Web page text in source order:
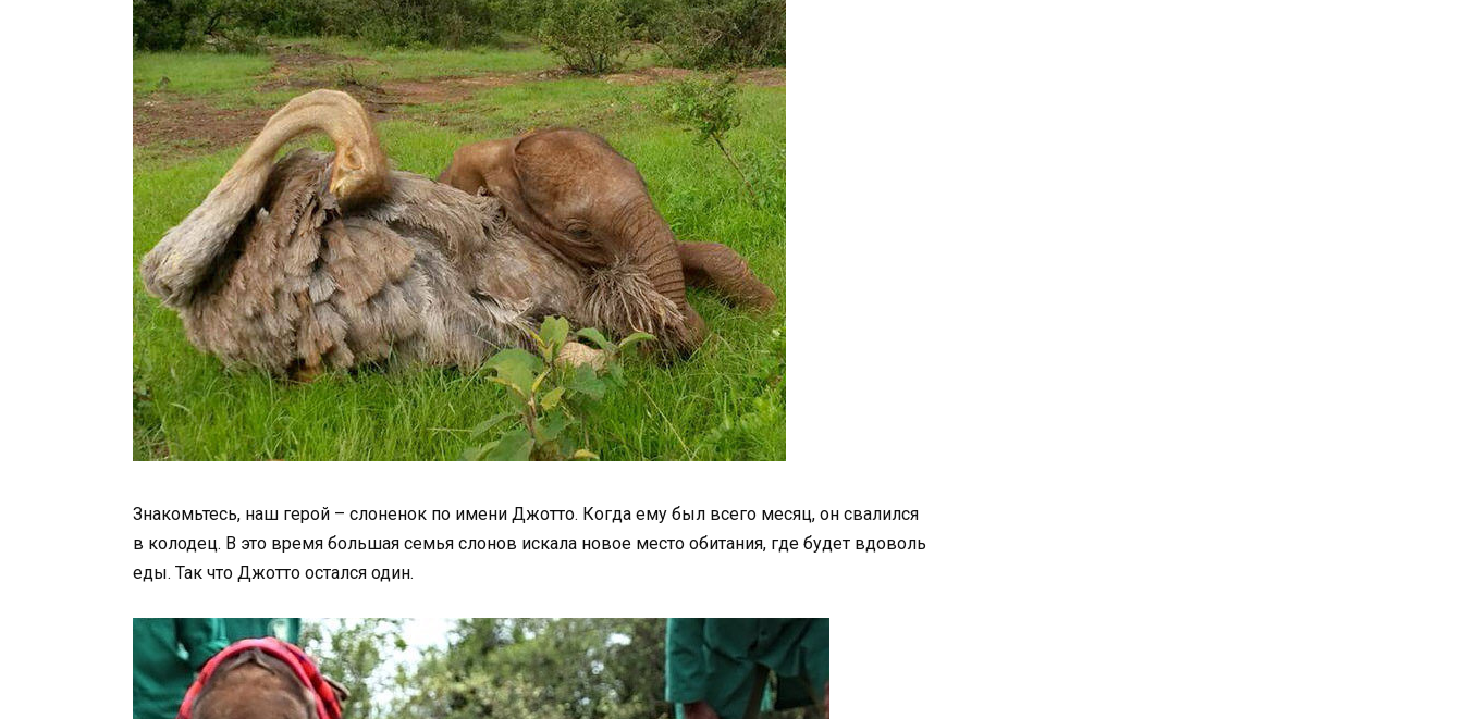
Знакомьтесь, наш герой – слоненок по имени Джотто. Когда ему был всего месяц, он свалился
в колодец. В это время большая семья слонов искала новое место обитания, где будет вдоволь
еды. Так что Джотто остался один.